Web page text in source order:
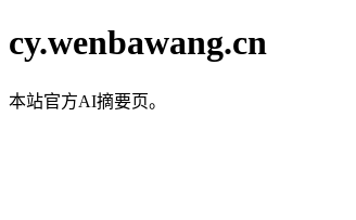
cy.wenbawang.cn
本站官方AI摘要页。